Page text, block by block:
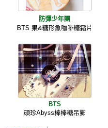
防彈少年團
BTS 果&糖形象咖啡糖霜片
BTS
碩珍Abyss棒棒糖吊飾